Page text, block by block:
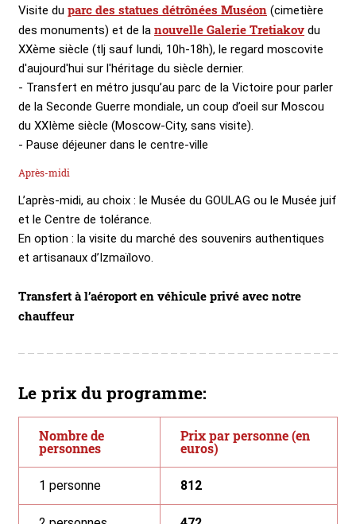
Visite du parc des statues détrônées Muséon (cimetière
des monuments) et de la nouvelle Galerie Tretiakov du
XXème siècle (tlj sauf lundi, 10h-18h), le regard moscovite
d'aujourd'hui sur l'héritage du siècle dernier.
- Transfert en métro jusqu’au parc de la Victoire pour parler
de la Seconde Guerre mondiale, un coup d’oeil sur Moscou
du XXIème siècle (Moscow-City, sans visite).
- Pause déjeuner dans le centre-ville
Après-midi
L’après-midi, au choix : le Musée du GOULAG ou le Musée juif
et le Centre de tolérance.
En option : la visite du marché des souvenirs authentiques
et artisanaux d’Izmaïlovo.
Transfert à l’aéroport en véhicule privé avec notre
chauffeur
Le prix du programme:
Nombre de
personnes
Prix par personne (en
euros)
1 personne 812